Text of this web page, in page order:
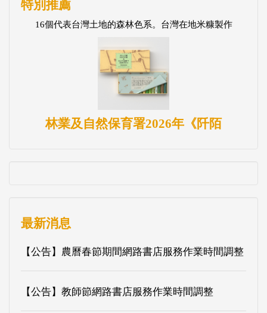
特別推薦
16個代表台灣土地的森林色系。台灣在地米糠製作
林業及自然保育署2026年《阡陌
最新消息
【公告】農曆春節期間網路書店服務作業時間調整
【公告】教師節網路書店服務作業時間調整